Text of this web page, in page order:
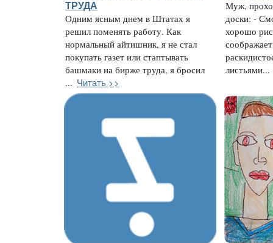
ТРУДА
Одним ясным днем в Штатах я
решил поменять работу. Как
нормальный айтишник, я не стал
покупать газет или стаптывать
башмаки на бирже труда, я бросил
... Читать >>
Муж,
доски: -
хорошо
листьями...